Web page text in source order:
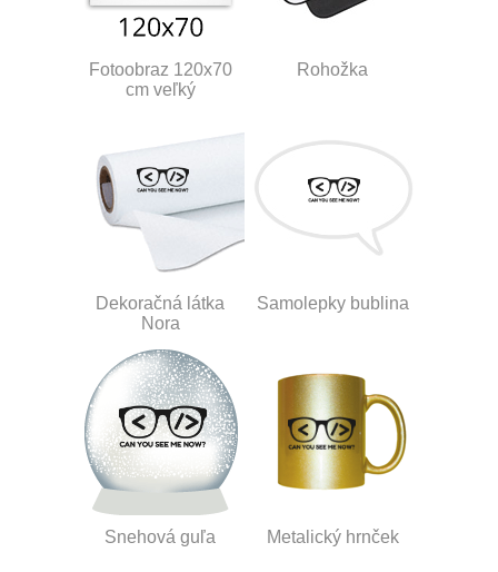
Fotoobraz 120x70
cm veľký
Rohožka
Dekoračná látka
Nora
Samolepky bublina
Snehová guľa Metalický hrnček